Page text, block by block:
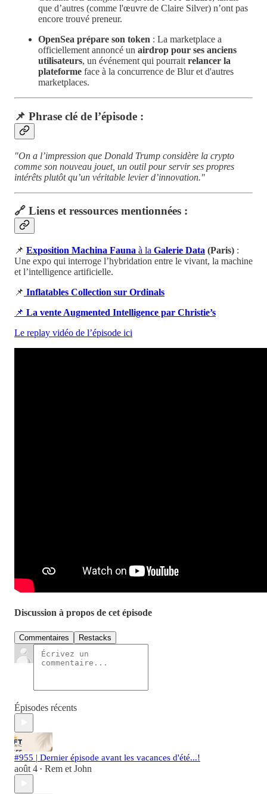
que d’autres (comme l'œuvre de Claire Silver) n’ont pas
encore trouvé preneur.
OpenSea prépare son token : La marketplace a
officiellement annoncé un airdrop pour ses anciens
utilisateurs, un événement qui pourrait relancer la
plateforme face à la concurrence de Blur et d'autres
marketplaces.
📌 Phrase clé de l’épisode :
"On a l’impression que Donald Trump considère la crypto
comme son nouveau jouet, un outil pour servir ses propres
intérêts plutôt qu’un véritable levier d’innovation."
🔗 Liens et ressources mentionnées :
📌 Exposition Machina Fauna à la Galerie Data (Paris) :
Une expo qui interroge l’hybridation entre le vivant, la machine
et l’intelligence artificielle.
📌 Inflatables Collection sur Ordinals
📌 La vente Augmented Intelligence par Christie’s
Le replay vidéo de l’épisode ici
Discussion à propos de cet épisode
Commentaires Restacks
Épisodes récents
#955 | Dernier épisode avant les vacances d'été...!
août 4 • Rem et John